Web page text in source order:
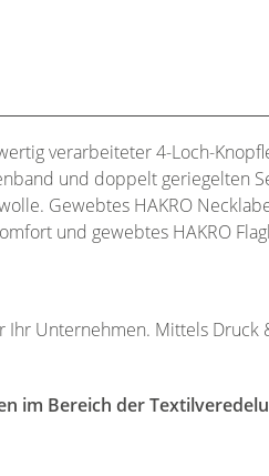
verarbeiteter 4-Loch-
und doppelt geriegelten
Gewebtes HAKRO
und gewebtes HAKRO
Unternehmen. Mittels
im Bereich der